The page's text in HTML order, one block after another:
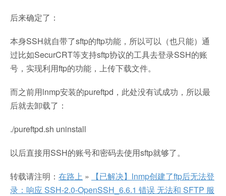
后来确定了：
本身SSH就自带了sftp的ftp功能，所以可以（也只能）通
过比如SecurCRT等支持sftp协议的工具去登录SSH的账
号，实现利用ftp的功能，上传下载文件。
而之前用lnmp安装的pureftpd，此处没有试成功，所以最
后就去卸载了：
./pureftpd.sh uninstall
以后直接用SSH的账号和密码去使用sftp就够了。
转载请注明： 在路上 »
【已解决】lnmp创建了ftp后无法登
录：响应 SSH-2.0-OpenSSH_6.6.1 错误 无法和 SFTP 服